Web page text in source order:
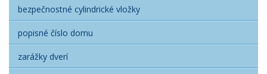
bezpečnostné cylindrické vložky
popisné číslo domu
zarážky dverí